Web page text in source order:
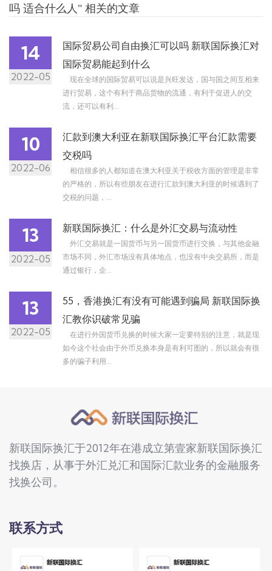
吗 适合什么人" 相关的文章
14
2022-05
国际贸易公司自由换汇可以吗 新联国际换汇对
国际贸易能起到什么
现在全球的国际贸易可以说是兴旺发达，国与国之间互相来
进行贸易，这个有利于商品货物的流通，有利于促进人的交
流，还可以有利...
10
2022-06
汇款到澳大利亚在新联国际换汇平台汇款需要
交税吗
相信很多的人都知道在澳大利亚关于税收方面的管理是非常
的严格的，所以有些朋友在进行汇款到澳大利亚的时候遇到了
交税的问题，...
13
2022-05
新联国际换汇：什么是外汇交易与流动性
外汇交易就是一国货币与另一国货币进行交换，与其他金融
市场不同，外汇市场没有具体地点，也没有中央交易所，而是
通过银行，企...
13
2022-05
55，香港换汇有没有可能遇到骗局 新联国际换
汇教你识破常见骗
在进行外国货币兑换的时候大家一定要特别的注意，就是现
如今这个社会由于外币兑换本身是有利可图的，所以就会有很
多的骗子利用...
新联国际换汇于2012年在港成立第壹家新联国际换汇
找换店，从事于外汇兑汇和国际汇款业务的金融服务
找换公司。
联系方式